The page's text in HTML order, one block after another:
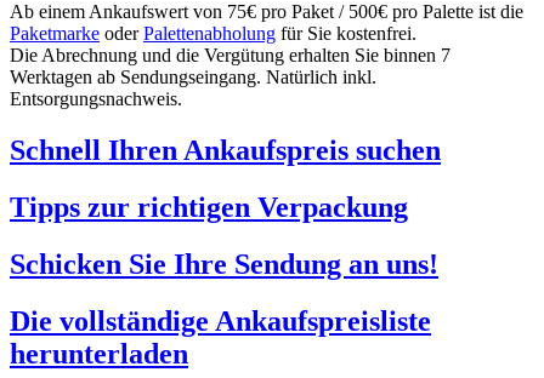
Ab einem Ankaufswert von 75€ pro Paket / 500€ pro Palette ist die
Paketmarke oderPalettenabholung für Sie kostenfrei.
Die Abrechnung und die Vergütung erhalten Sie binnen 7
Werktagen ab Sendungseingang. Natürlich inkl.
Entsorgungsnachweis.
Schnell Ihren Ankaufspreis suchen
Tipps zur richtigen Verpackung
Schicken Sie Ihre Sendung an uns!
Die vollständige Ankaufspreisliste
herunterladen